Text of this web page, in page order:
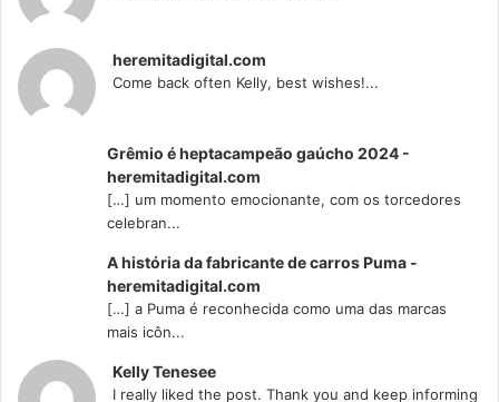
heremitadigital.com
Come back often Kelly, best wishes!...
Grêmio é heptacampeão gaúcho 2024 -
heremitadigital.com
[…] um momento emocionante, com os torcedores
celebran...
A história da fabricante de carros Puma -
heremitadigital.com
[…] a Puma é reconhecida como uma das marcas
mais icôn...
Kelly Tenesee
I really liked the post. Thank you and keep informing